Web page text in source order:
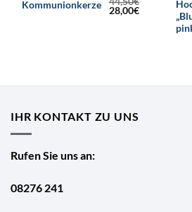
Kommunionkerze
Ursprünglicher
Preis
28,00€Aktueller
IHR KONTAKT ZU UNS
Rufen Sie uns an:
08276 241